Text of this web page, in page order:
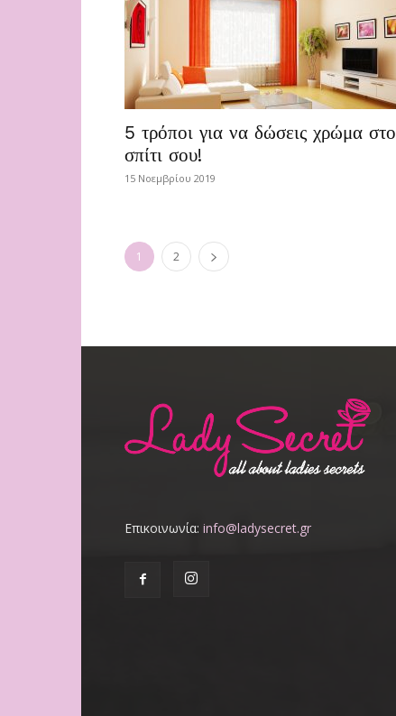
5 τρόποι για να δώσεις χρώμα στο
σπίτι σου!
15 Νοεμβρίου 2019
1 2
Επικοινωνία: info@ladysecret.gr